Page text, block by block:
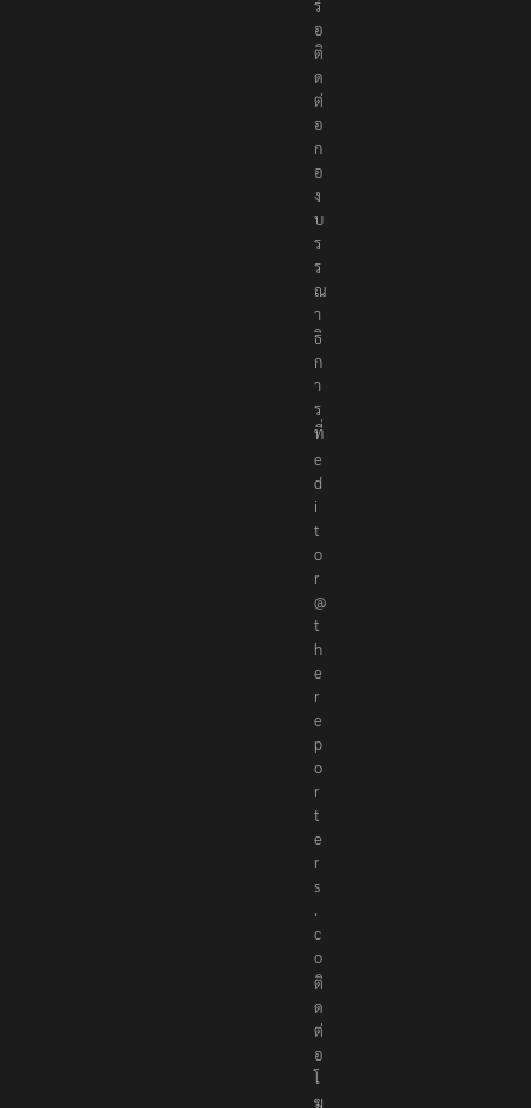
รื
อ
ติ
ด
ต่
อ
ก
อ
ง
บ
ร
ร
ณ
า
ธิ
ก
า
ร
ที่
e
d
i
t
o
r
@
t
h
e
r
e
p
o
r
t
e
r
s
.
c
o
ติ
ด
ต่
อ
โ
ฆ